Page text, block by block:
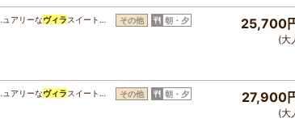
ュアリーなヴィラスイート… その他 朝・夕 25,700
(大
ュアリーなヴィラスイート… その他 朝・夕 27,900
(大